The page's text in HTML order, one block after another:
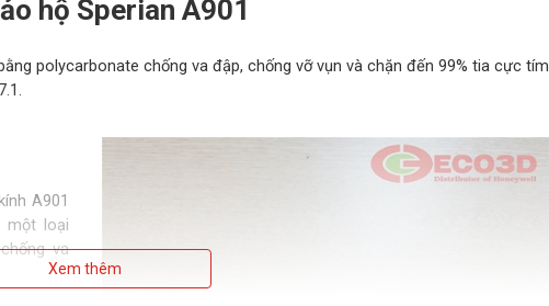
hộ Sperian A901
polycarbonate chống va đập, chống vỡ vụn và chặn đến 99% tia cực tím
A901
một loại
va
Xem thêm